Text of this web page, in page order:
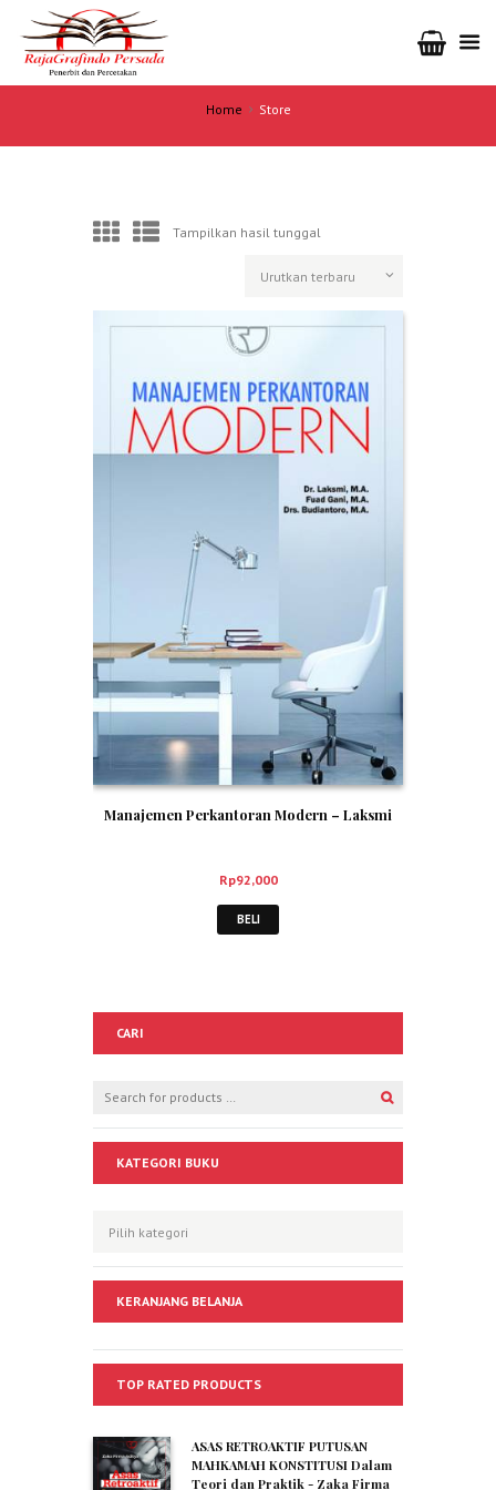
Home Store
Tampilkan hasil tunggal
Manajemen Perkantoran Modern – Laksmi
Rp92,000
BELI
CARI
KATEGORI BUKU
KERANJANG BELANJA
TOP RATED PRODUCTS
ASAS RETROAKTIF PUTUSAN
MAHKAMAH KONSTITUSI Dalam
Teori dan Praktik - Zaka Firma